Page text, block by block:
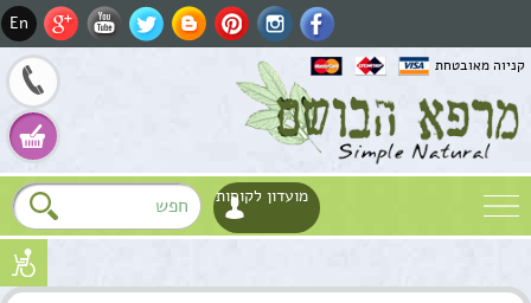
En
קניוה מאובטחת
מועדון לקוחות